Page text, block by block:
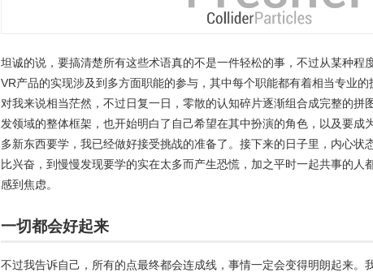
坦诚的说，要搞清楚所有这些术语真的不是一件轻松的事，不过从某种程
VR产品的实现涉及到多方面职能的参与，其中每个职能都有着相当专业
对我来说相当茫然，不过日复一日，零散的认知碎片逐渐组合成完整的拼
发领域的整体框架，也开始明白了自己希望在其中扮演的角色，以及要成
多新东西要学，我已经做好接受挑战的准备了。接下来的日子里，内心状
比兴奋，到慢慢发现要学的实在太多而产生恐慌，加之平时一起共事的人
感到焦虑。
一切都会好起来
不过我告诉自己，所有的点最终都会连成线，事情一定会变得明朗起来。